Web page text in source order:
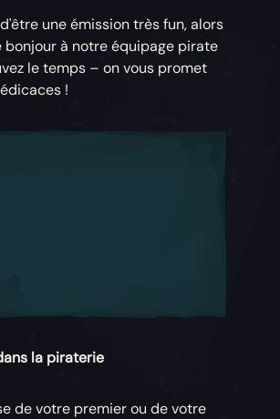
une émission très fun, alors
bonjour à notre équipage pirate
le temps – on vous promet
!
la piraterie
de votre premier ou de votre